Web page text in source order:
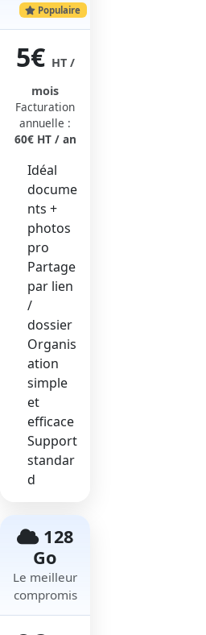
Populaire
5€ HT /
mois
Facturation
annuelle :
60€ HT / an
Idéal
docume
nts +
photos
pro
Partage
par lien
/
dossier
Organis
ation
simple
et
efficace
Support
standar
d
128
Go
Le meilleur
compromis